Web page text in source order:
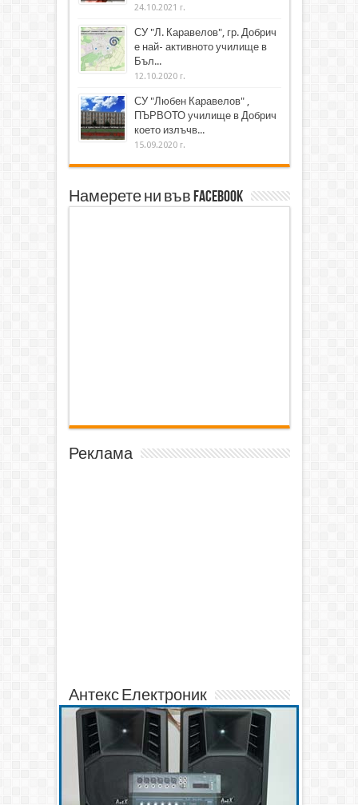
24.10.2021 г.
СУ "Л. Каравелов", гр. Добрич
е най- активното училище в
Бъл...
12.10.2020 г.
СУ "Любен Каравелов" ,
ПЪРВОТО училище в Добрич
което излъчв...
15.09.2020 г.
Намерете ни във Facebook
Реклама
Антекс Електроник